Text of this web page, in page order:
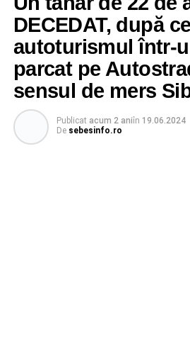
DECEDAT, după
autoturismul într-
parcat pe
sensul de mers
Publicat acum 2 aniîn 19.06.2024
De sebesinfo.ro